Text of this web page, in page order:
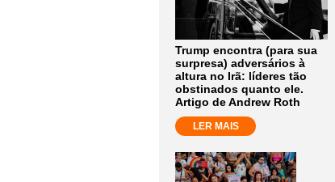
Trump encontra (para sua
surpresa) adversários à
altura no Irã: líderes tão
obstinados quanto ele.
Artigo de Andrew Roth
LER MAIS